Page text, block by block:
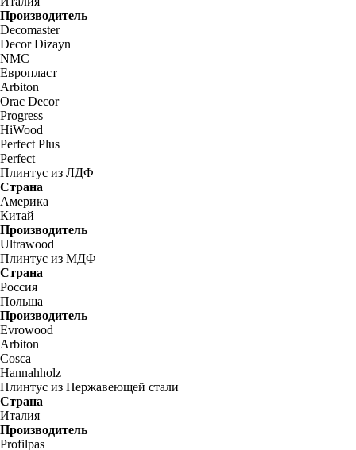
Производитель
Decomaster
Decor Dizayn
NMC
Европласт
Arbiton
Orac Decor
Progress
HiWood
Perfect Plus
Perfect
Плинтус из ЛДФ
Страна
Америка
Китай
Производитель
Ultrawood
Плинтус из МДФ
Страна
Россия
Польша
Производитель
Evrowood
Arbiton
Cosca
Hannahholz
Плинтус из Нержавеющей стали
Страна
Италия
Производитель
Profilpas